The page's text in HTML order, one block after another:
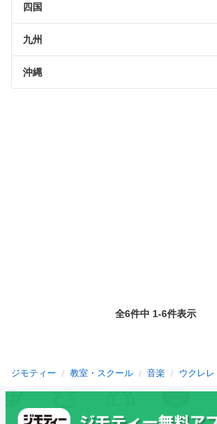
四国
九州
沖縄
全6件中 1-6件表示
ジモティー 教室・スクール 音楽 ウクレレ